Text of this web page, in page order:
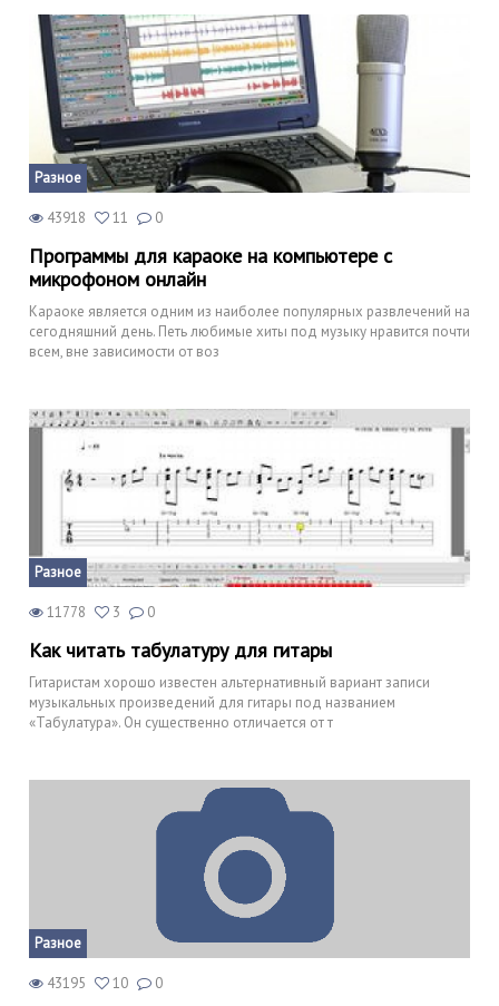
Разное
43918 11 0
Программы для караоке на компьютере с
микрофоном онлайн
Караоке является одним из наиболее популярных развлечений на
сегодняшний день. Петь любимые хиты под музыку нравится почти
всем, вне зависимости от воз
Разное
11778 3 0
Как читать табулатуру для гитары
Гитаристам хорошо известен альтернативный вариант записи
музыкальных произведений для гитары под названием
«Табулатура». Он существенно отличается от т
Разное
43195 10 0